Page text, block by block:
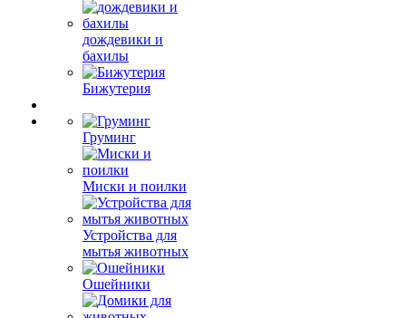
дождевики и
бахилы
Бижутерия
Груминг
Миски и поилки
Устройства для
мытья животных
Ошейники